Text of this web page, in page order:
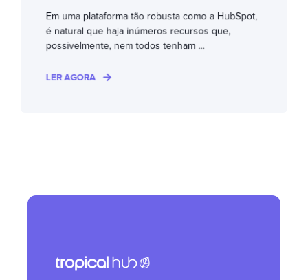
Em uma plataforma tão robusta como a HubSpot,
é natural que haja inúmeros recursos que,
possivelmente, nem todos tenham ...
LER AGORA